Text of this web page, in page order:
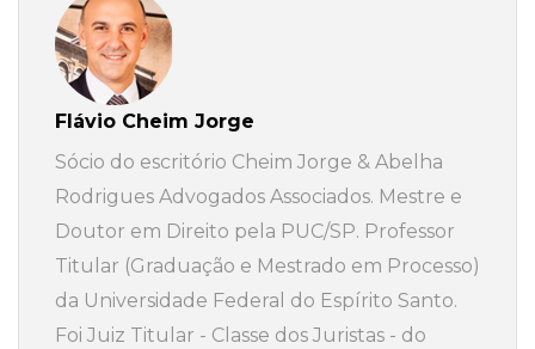
Flávio Cheim Jorge
Sócio do escritório Cheim Jorge & Abelha
Rodrigues Advogados Associados. Mestre e
Doutor em Direito pela PUC/SP. Professor
Titular (Graduação e Mestrado em Processo)
da Universidade Federal do Espírito Santo.
Foi Juiz Titular - Classe dos Juristas - do